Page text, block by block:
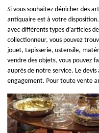
Si vous souhaitez dénicher des
antiquaire est à votre
avec différents types d’articles
collectionneur, vous pouvez
jouet, tapisserie, ustensile,
vendre des objets, vous pouvez
auprès de notre service. Le
engagement. Pour toute vente